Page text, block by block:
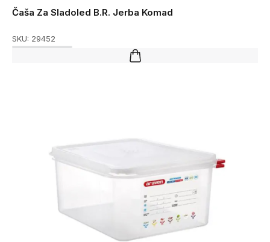
Čaša Za Sladoled B.R. Jerba Komad
SKU: 29452